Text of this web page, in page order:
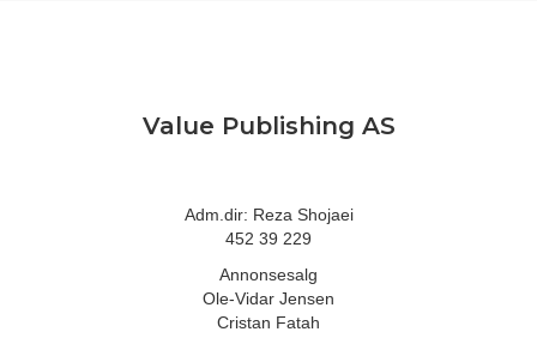
Value Publishing AS
Adm.dir: Reza Shojaei
452 39 229
Annonsesalg
Ole-Vidar Jensen
Cristan Fatah